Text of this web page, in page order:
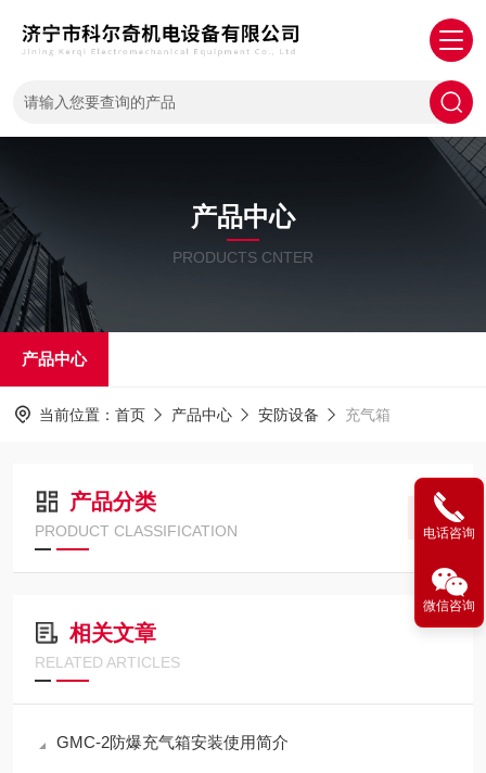
产品中心
PRODUCTS CNTER
产品中心
当前位置： 首页 产品中心 安防设备 充气箱
产品分类
PRODUCT CLASSIFICATION
相关文章
RELATED ARTICLES
GMC-2防爆充气箱安装使用简介
电话咨询
微信咨询